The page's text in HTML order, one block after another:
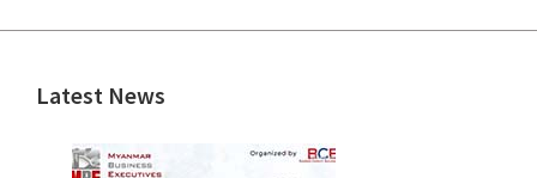
Latest News